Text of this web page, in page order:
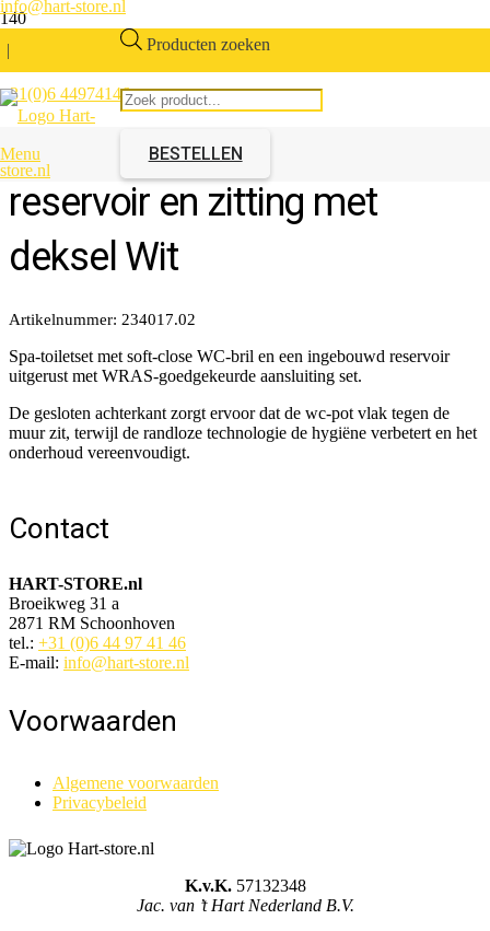
info@hart-store.nl
|
+31(0)6 44974146
Producten zoeken
BESTELLEN
Menu
Compleet Toilet Spa met pot,
reservoir en zitting met
deksel Wit
Artikelnummer: 234017.02
Spa-toiletset met soft-close WC-bril en een ingebouwd reservoir
uitgerust met WRAS-goedgekeurde aansluiting set.
De gesloten achterkant zorgt ervoor dat de wc-pot vlak tegen de
muur zit, terwijl de randloze technologie de hygiëne verbetert en het
onderhoud vereenvoudigt.
Contact
HART-STORE.nl
Broeikweg 31 a
2871 RM Schoonhoven
tel.: +31 (0)6 44 97 41 46
E-mail: info@hart-store.nl
Voorwaarden
Algemene voorwaarden
Privacybeleid
K.v.K.57132348
Jac. van ’t Hart Nederland B.V.